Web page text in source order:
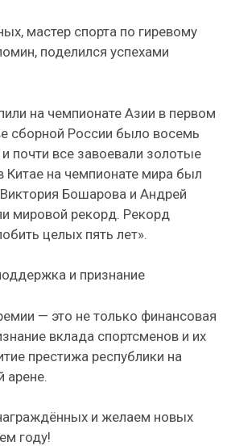
мастер спорта по гиревому
поделился успехами
на чемпионате Азии в первом
сборной России было восемь
почти все завоевали золотые
Китае на чемпионате мира был
Бошарова и Андрей
мировой рекорд. Рекорд
целых пять лет».
и признание
— это не только финансовая
вклада спортсменов и их
престижа республики на
арене.
и желаем новых
году!